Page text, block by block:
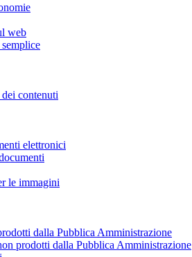
web
contenuti
elettronici
le immagini
dalla Pubblica Amministrazione
prodotti dalla Pubblica Amministrazione